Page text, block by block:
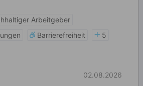
Arbeitgeber
Barrierefreiheit
5
02.08.2026